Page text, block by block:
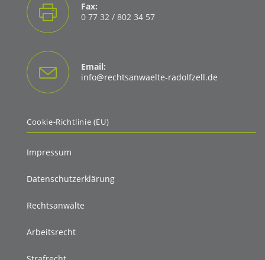
application
Fax:
0 77 32 / 802 34 57
Email:
info@rechtsanwaelte-radolfzell.de
Cookie-Richtlinie (EU)
Impressum
Datenschutzerklärung
Rechtsanwälte
Arbeitsrecht